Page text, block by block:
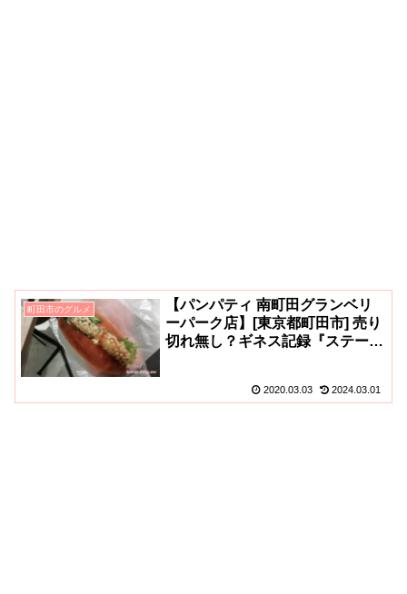
町田市のグルメ
【パンパティ 南町田グランベリ
ーパーク店】[東京都町田市] 売り
切れ無し？ギネス記録『ステーキ
2020.03.03 2024.03.01